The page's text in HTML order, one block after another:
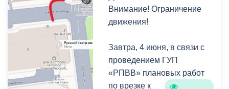
укрепить здоровье. Но в
то же время она не терпит
может являться
источником повышенной
опасности. Последствия
легкомысленного
Внимание! Ограничение
движения!
Завтра, 4 июня, в связи с
проведением ГУП
«РПВВ» плановых работ
по врезке к